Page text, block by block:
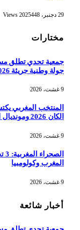
29 دجنبر، 2025 448
Views
مختارات
جولة وطنية جريئة 2026
9 غشت، 2026
المنتخب المغربي
الكان 2026 ومونديال البرازيل
9 غشت، 2026
المغرب وكولومبيا
9 غشت، 2026
أخبار شائعة